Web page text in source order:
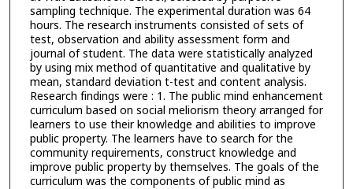
sampling technique. The experimental duration was 64
hours. The research instruments consisted of sets of
test, observation and ability assessment form and
journal of student. The data were statistically analyzed
by using mix method of quantitative and qualitative by
mean, standard deviation t-test and content analysis.
Research findings were : 1. The public mind enhancement
curriculum based on social meliorism theory arranged for
learners to use their knowledge and abilities to improve
public property. The learners have to search for the
community requirements, construct knowledge and
improve public property by themselves. The goals of the
curriculum was the components of public mind as